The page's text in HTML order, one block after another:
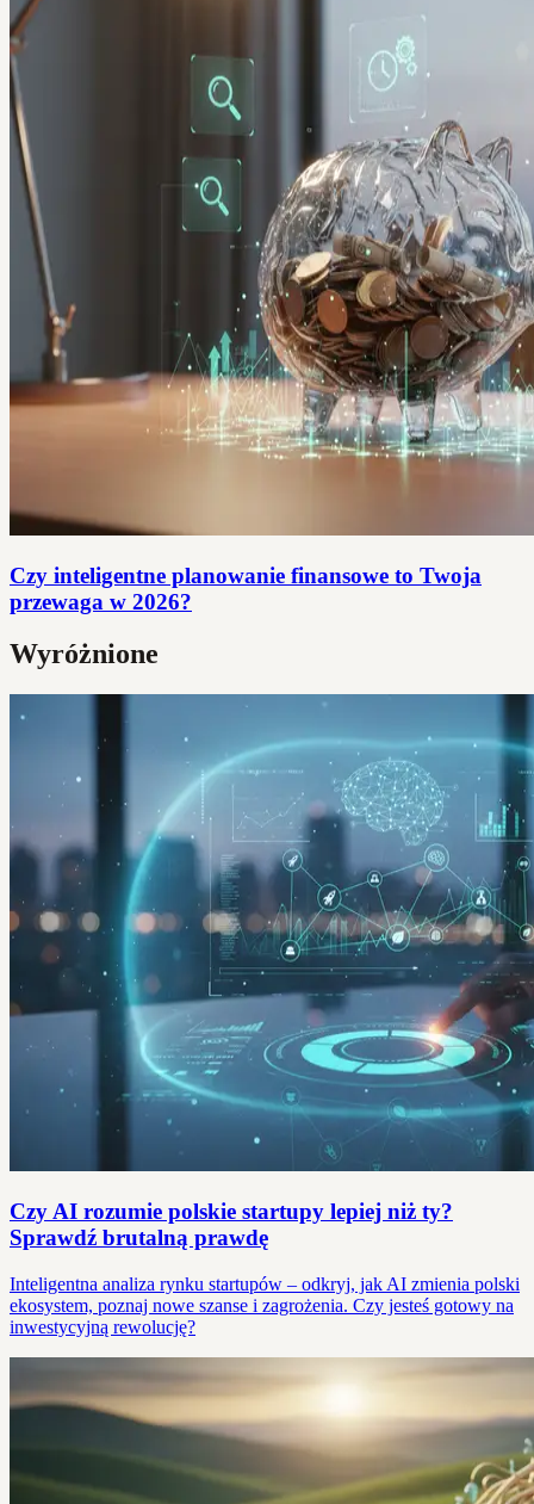
Czy inteligentne planowanie finansowe to Twoja
przewaga w 2026?
Wyróżnione
Czy AI rozumie polskie startupy lepiej niż ty?
Sprawdź brutalną prawdę
Inteligentna analiza rynku startupów – odkryj, jak AI zmienia polski
ekosystem, poznaj nowe szanse i zagrożenia. Czy jesteś gotowy na
inwestycyjną rewolucję?